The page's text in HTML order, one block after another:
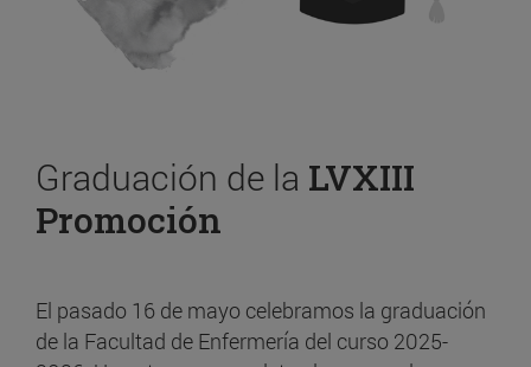
Graduación de la LVXIII
Promoción
El pasado 16 de mayo celebramos la graduación
de la Facultad de Enfermería del curso 2025-